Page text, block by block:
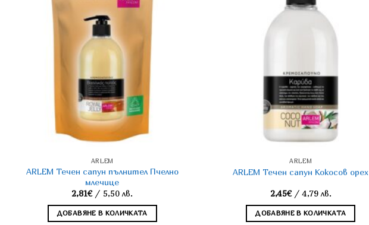
ARLEM
ARLEM Течен сапун пълнител Пчелно
млечице
2,81€/ 5,50 лв.
ДОБАВЯНЕ В КОЛИЧКАТА
ARLEM
ARLEM Течен сапун Кокосов орех
2,45€/ 4,79 лв.
ДОБАВЯНЕ В КОЛИЧКАТА